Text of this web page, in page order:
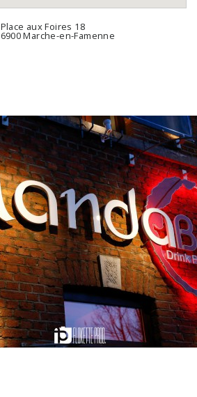
Place aux Foires 18
6900 Marche-en-Famenne